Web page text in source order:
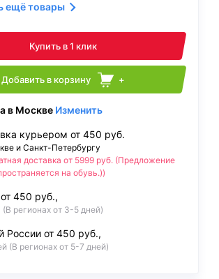
ещё товары
Купить в 1 клик
Добавить в корзину +
в Москве Изменить
курьером от 450 руб.
и Санкт-Петербургу
доставка от 5999 руб. (Предложение
на обувь.))
450 руб.,
(В регионах от 3-5 дней)
России от 450 руб.,
(В регионах от 5-7 дней)